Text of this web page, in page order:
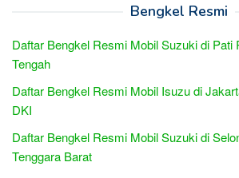
Bengkel Resmi
Daftar Bengkel Resmi Mobil Suzuki di Pati
Tengah
Daftar Bengkel Resmi Mobil Isuzu di
DKI
Daftar Bengkel Resmi Mobil Suzuki di
Tenggara Barat